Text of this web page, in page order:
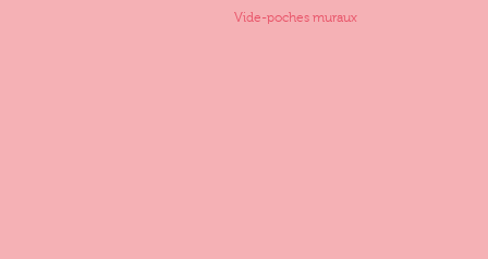
Vide-poches muraux